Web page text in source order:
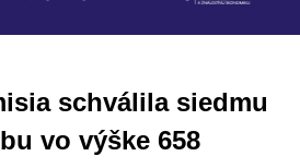
schválila siedmu
vo výške 658